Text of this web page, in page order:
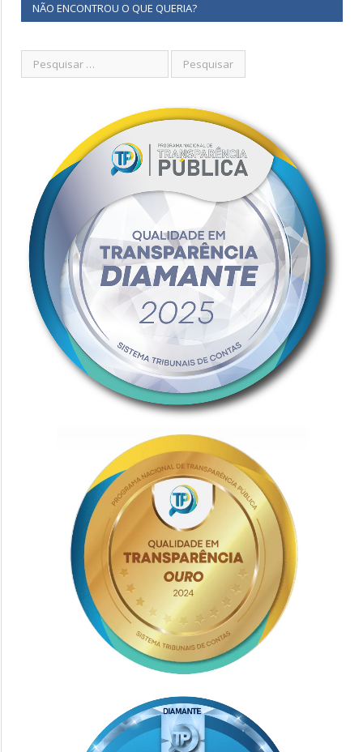
NÃO ENCONTROU O QUE QUERIA?